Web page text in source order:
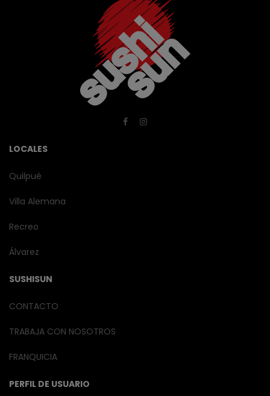
LOCALES
Quilpué
Villa Alemana
Recreo
Álvarez
SUSHISUN
CONTACTO
TRABAJA CON NOSOTROS
FRANQUICIA
PERFIL DE USUARIO